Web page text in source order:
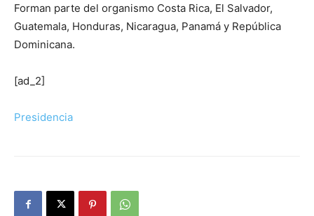
Forman parte del organismo Costa Rica, El Salvador,
Guatemala, Honduras, Nicaragua, Panamá y República
Dominicana.
[ad_2]
Presidencia